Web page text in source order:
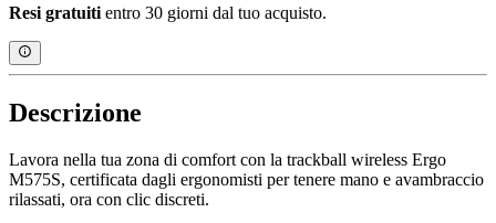
Resi gratuiti entro 30 giorni dal tuo acquisto.
Descrizione
Lavora nella tua zona di comfort con la trackball wireless Ergo
M575S, certificata dagli ergonomisti per tenere mano e avambraccio
rilassati, ora con clic discreti.